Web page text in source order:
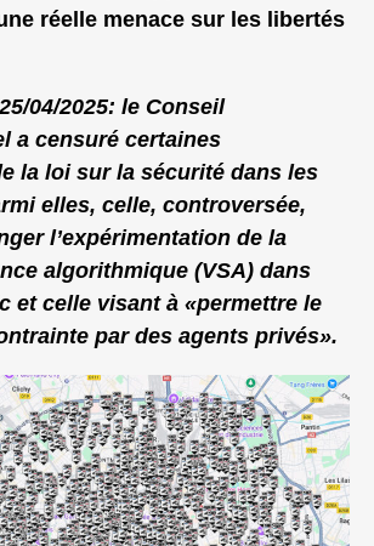
réelle menace sur les libertés
04/2025: le Conseil
a censuré certaines
la loi sur la sécurité dans les
elles, celle, controversée,
l’expérimentation de la
algorithmique (VSA) dans
et celle visant à «permettre le
par des agents privés».